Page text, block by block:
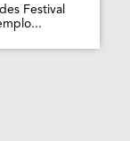
Festival